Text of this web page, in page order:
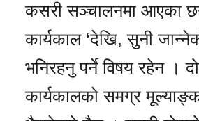
कसरी सञ्चालनमा आएका
कार्यकाल ‘देखि, सुनी
भनिरहनु पर्ने विषय रहेन ।
कार्यकालको समग्र